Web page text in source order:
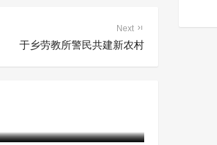
Next
于乡劳教所警民共建新农村